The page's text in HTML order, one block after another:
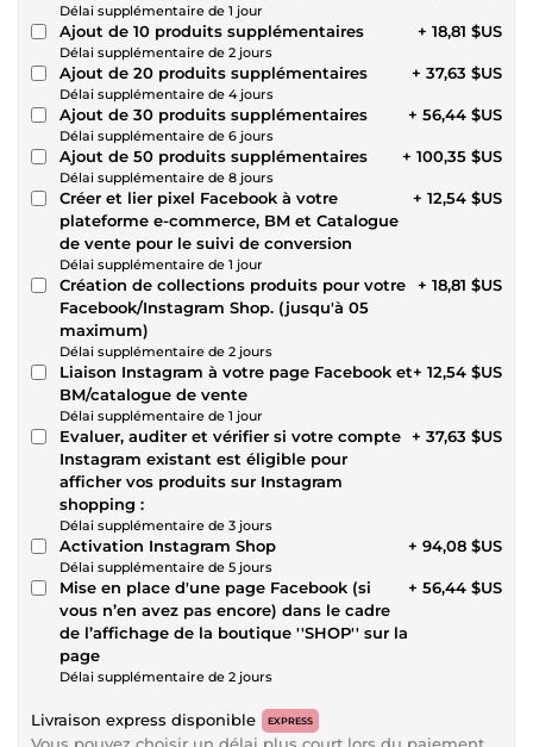
Délai supplémentaire de 1 jour
Ajout de 10 produits supplémentaires
Délai supplémentaire de 2 jours
+ 18,81 $US
Ajout de 20 produits supplémentaires
Délai supplémentaire de 4 jours
+ 37,63 $US
Ajout de 30 produits supplémentaires
Délai supplémentaire de 6 jours
+ 56,44 $US
Ajout de 50 produits supplémentaires
Délai supplémentaire de 8 jours
+ 100,35 $US
Créer et lier pixel Facebook à votre
plateforme e-commerce, BM et Catalogue
de vente pour le suivi de conversion
Délai supplémentaire de 1 jour
+ 12,54 $US
Création de collections produits pour votre
Facebook/Instagram Shop. (jusqu'à 05
maximum)
Délai supplémentaire de 2 jours
+ 18,81 $US
Liaison Instagram à votre page Facebook et
BM/catalogue de vente
Délai supplémentaire de 1 jour
+ 12,54 $US
Evaluer, auditer et vérifier si votre compte
Instagram existant est éligible pour
afficher vos produits sur Instagram
shopping :
Délai supplémentaire de 3 jours
+ 37,63 $US
Activation Instagram Shop
Délai supplémentaire de 5 jours
+ 94,08 $US
Mise en place d'une page Facebook (si
vous n’en avez pas encore) dans le cadre
de l’affichage de la boutique ''SHOP'' sur la
page
Délai supplémentaire de 2 jours
+ 56,44 $US
Livraison express disponible EXPRESS